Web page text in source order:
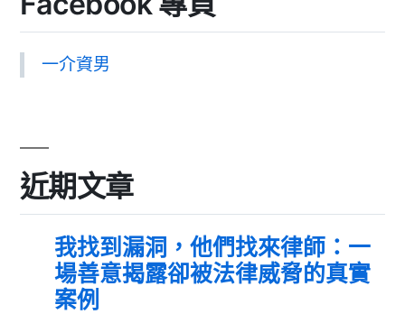
一介資男
近期文章
我找到漏洞，他們找來律師：一
場善意揭露卻被法律威脅的真實
案例